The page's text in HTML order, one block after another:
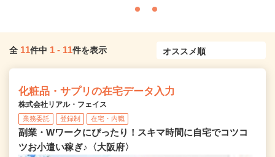
全 11件中 1 - 11件を表示
化粧品・サプリの在宅データ入力
株式会社リアル・フェイス
業務委託 登録制 在宅・内職
副業・Wワークにぴったり！スキマ時間に自宅でコツコ
ツお小遣い稼ぎ♪〈大阪府〉